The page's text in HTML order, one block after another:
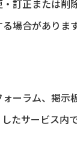
訂正または削
場合があり
ーラム、掲
たサービス